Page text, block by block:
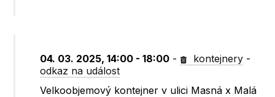
04. 03. 2025, 14:00 - 18:00 - kontejnery -
odkaz na událost
Velkoobjemový kontejner v ulici Masná x Malá